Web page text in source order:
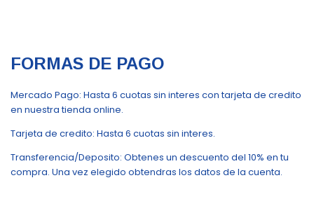
FORMAS DE PAGO
Mercado Pago: Hasta 6 cuotas sin interes con tarjeta de credito
en nuestra tienda online.
Tarjeta de credito: Hasta 6 cuotas sin interes.
Transferencia/Deposito: Obtenes un descuento del 10% en tu
compra. Una vez elegido obtendras los datos de la cuenta.